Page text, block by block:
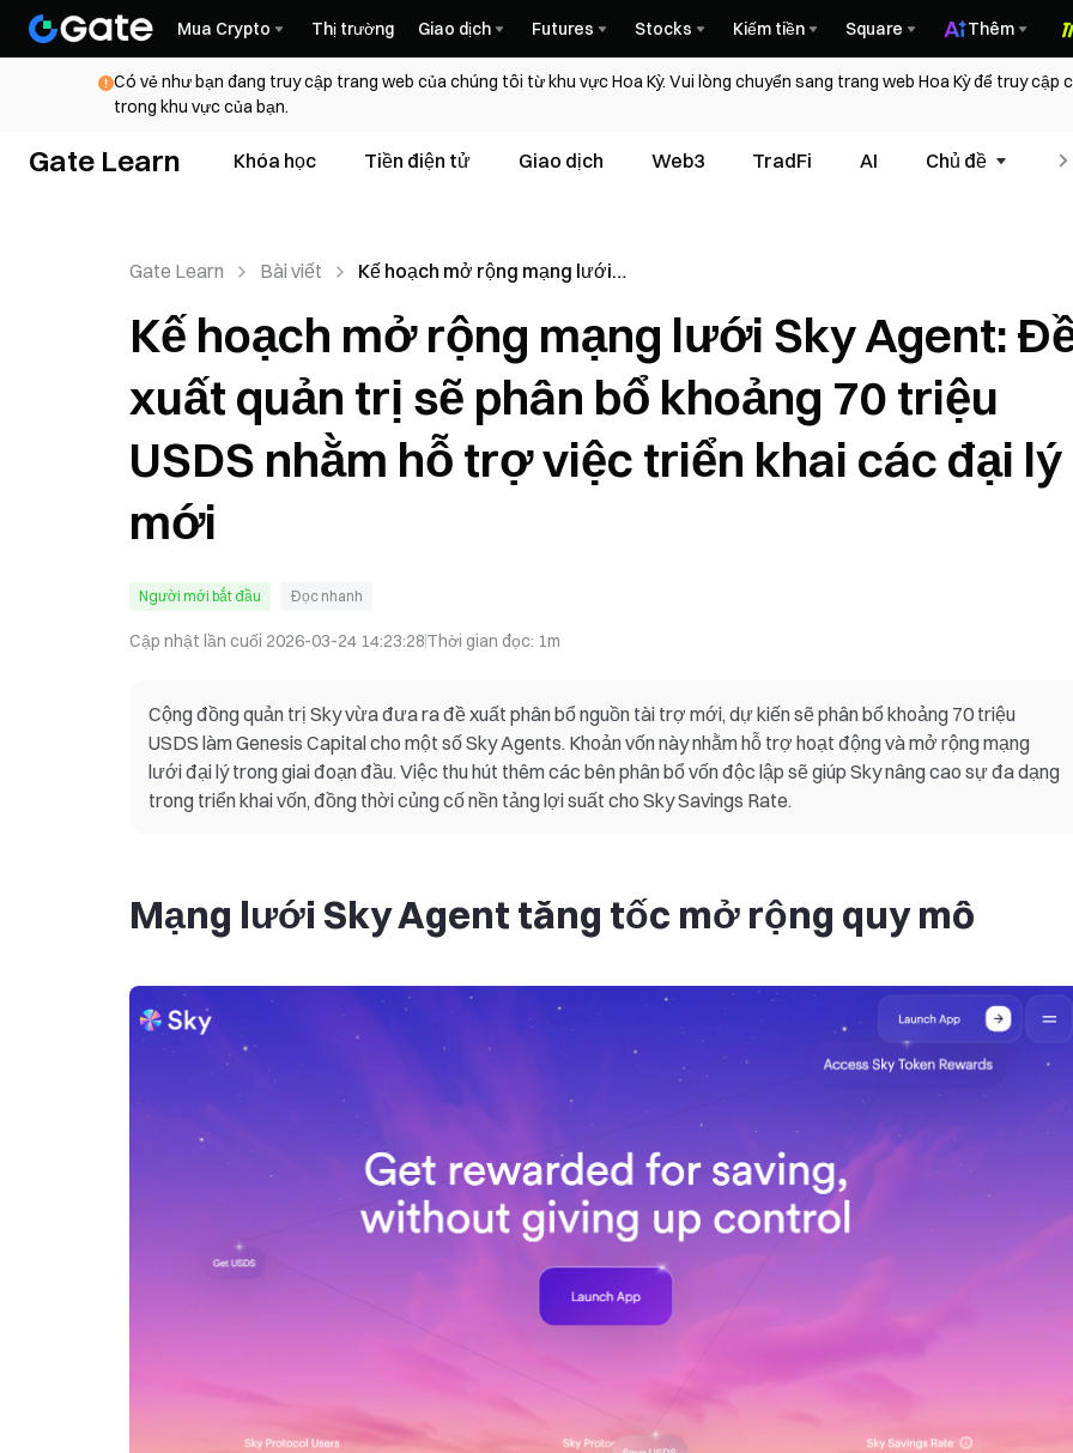
Mua Crypto Thị trường Giao dịch Futures Stocks Kiếm tiền Square Thêm
Có vẻ như bạn đang truy cập trang web của chúng tôi từ khu vực Hoa Kỳ. Vui lòng chuyển sang trang web Hoa Kỳ để truy cập
trong khu vực của bạn.
Gate Learn Khóa học Tiền điện tử Giao dịch Web3 TradFi AI Chủ đề
Gate Learn Bài viết
Kế hoạch mở rộng mạng lưới
phân bổ khoảng 70 triệu USDS
nhằm hỗ trợ việc triển khai các
đại lý mới
Kế hoạch mở rộng mạng lưới Sky Agent:
xuất quản trị sẽ phân bổ khoảng 70 triệu
USDS nhằm hỗ trợ việc triển khai các đại lý
mới
Người mới bắt đầu Đọc nhanh
Cập nhật lần cuối 2026-03-24 14:23:28Thời gian đọc: 1m
Cộng đồng quản trị Sky vừa đưa ra đề xuất phân bổ nguồn tài trợ mới, dự kiến sẽ phân bổ khoảng 70 triệu
USDS làm Genesis Capital cho một số Sky Agents. Khoản vốn này nhằm hỗ trợ hoạt động và mở rộng mạng
lưới đại lý trong giai đoạn đầu. Việc thu hút thêm các bên phân bổ vốn độc lập sẽ giúp Sky nâng cao sự đa dạng
trong triển khai vốn, đồng thời củng cố nền tảng lợi suất cho Sky Savings Rate.
Mạng lưới Sky Agent tăng tốc mở rộng quy mô